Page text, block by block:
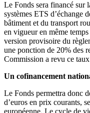
Le Fonds sera financé sur
systèmes ETS d’échange
bâtiment et du transport
en vigueur en même
version provisoire du
une ponction de 20% des
Commission a revu ce
Un cofinancement
Le Fonds permettra donc
d’euros en prix courants,
européenne. Le cycle de